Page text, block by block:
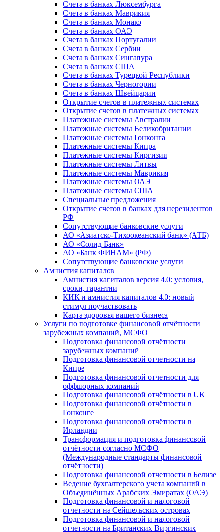
Счета в банках Люксембурга
Счета в банках Маврикия
Счета в банках Монако
Счета в банках ОАЭ
Счета в банках Португалии
Счета в банках Сербии
Счета в банках Сингапура
Счета в банках США
Счета в банках Турецкой Республики
Счета в банках Черногории
Счета в банках Швейцарии
Открытие счетов в платежных системах
Открытие счетов в платежных системах
Платежные системы Австралии
Платежные системы Великобритании
Платежные системы Гонконга
Платежные системы Кипра
Платежные системы Киргизии
Платежные системы Литвы
Платежные системы Маврикия
Платежные системы ОАЭ
Платежные системы США
Специальные предложения
Открытие счетов в банках для нерезидентов
РФ
Сопутствующие банковские услуги
АО «Азиатско-Тихоокеанский банк» (АТБ)
АО «Солид Банк»
АО «Банк ФИНАМ» (РФ)
Сопутствующие банковские услуги
Амнистия капиталов
Амнистия капиталов версия 4.0: условия,
сроки, гарантии
КИК и амнистия капиталов 4.0: новый
стимул поучаствовать
Карта здоровья вашего бизнеса
Услуги по подготовке финансовой отчётности
зарубежных компаний, МСФО
Подготовка финансовой отчётности
зарубежных компаний
Подготовка финансовой отчетности на
Кипре
Подготовка финансовой отчетности для
оффшорных компаний
Подготовка финансовой отчётности в UK
Подготовка финансовой отчётности в
Гонконге
Подготовка финансовой отчётности в
Ирландии
Трансформация и подготовка финансовой
отчётности согласно МСФО
(Международные стандарты финансовой
отчётности)
Подготовка финансовой отчетности в Белизе
Ведение бухгалтерского учета компаний в
Объединённых Арабских Эмиратах (ОАЭ)
Подготовка финансовой и налоговой
отчетности на Сейшельских островах
Подготовка финансовой и налоговой
отчетности на Британских Виргинских